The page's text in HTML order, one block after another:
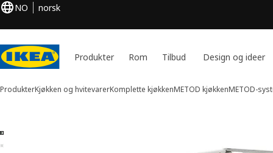
NO norsk
Produkter Rom Tilbud Design og ideer
ProdukterKjøkken og hvitevarerKomplette kjøkkenMETOD kjøkkenMETOD-
3 METOD / MAXIMERA bilder
over bilder